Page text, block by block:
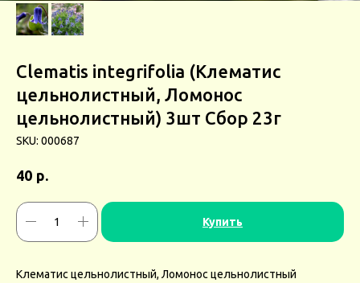
Clematis integrifolia (Клематис
цельнолистный, Ломонос
цельнолистный) 3шт Сбор 23г
SKU: 000687
40 р.
Купить
Клематис цельнолистный, Ломонос цельнолистный